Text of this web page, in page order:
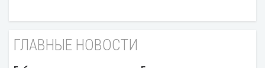
ГЛАВНЫЕ НОВОСТИ